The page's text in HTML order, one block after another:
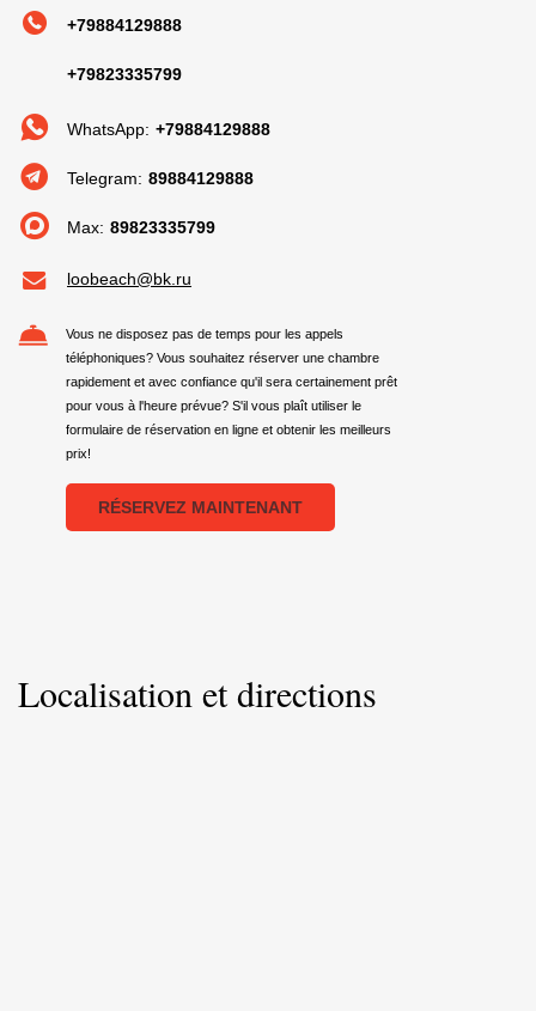
+79884129888
+79823335799
WhatsApp: +79884129888
Telegram: 89884129888
Max: 89823335799
loobeach@bk.ru
Vous ne disposez pas de temps pour les appels
téléphoniques? Vous souhaitez réserver une chambre
rapidement et avec confiance qu'il sera certainement prêt
pour vous à l'heure prévue? S'il vous plaît utiliser le
formulaire de réservation en ligne et obtenir les meilleurs
prix!
RÉSERVEZ MAINTENANT
Localisation et directions